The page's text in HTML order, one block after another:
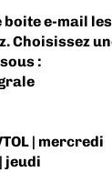
boite e-mail
Choisissez
:
| mercredi
jeudi